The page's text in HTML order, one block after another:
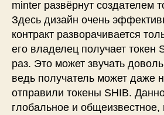
minter развёрнут создателем
Здесь дизайн очень
контракт разворачивается
его владелец получает токен
раз. Это может звучать
ведь получатель может даже
отправили токены SHIB.
глобальное и